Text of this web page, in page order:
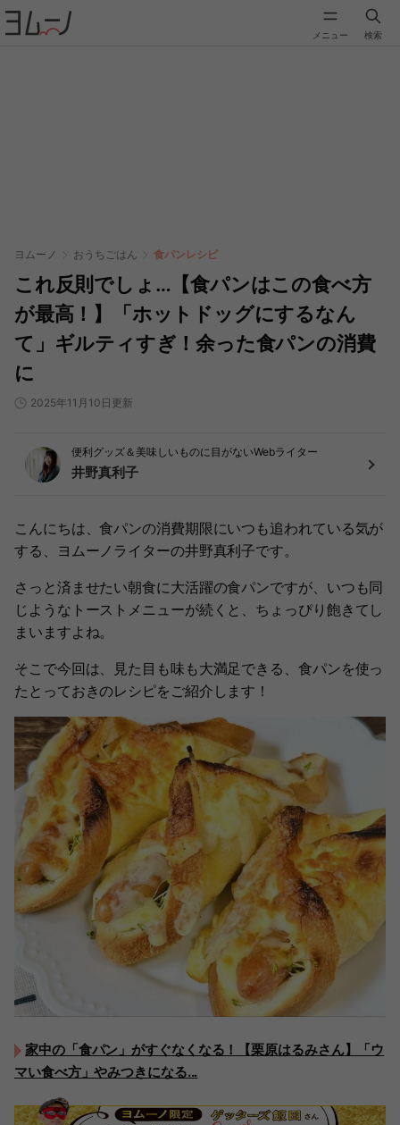
メニュー 検索
ヨムーノ おうちごはん 食パンレシピ
これ反則でしょ…【食パンはこの食べ方
が最高！】「ホットドッグにするなん
て」ギルティすぎ！余った食パンの消費
に
2025年11月10日更新
便利グッズ＆美味しいものに目がないWebライター
井野真利子
こんにちは、食パンの消費期限にいつも追われている気が
する、ヨムーノライターの井野真利子です。
さっと済ませたい朝食に大活躍の食パンですが、いつも同
じようなトーストメニューが続くと、ちょっぴり飽きてし
まいますよね。
そこで今回は、見た目も味も大満足できる、食パンを使っ
たとっておきのレシピをご紹介します！
家中の「食パン」がすぐなくなる！【栗原はるみさん】「ウ
マい食べ方」やみつきになる...